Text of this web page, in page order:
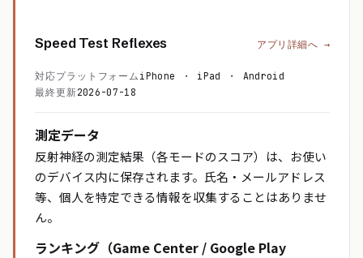
Speed Test Reflexes アプリ詳細へ →
対応プラットフォーム iPhone ・ iPad ・ Android
最終更新2026-07-18
測定データ
反射神経の測定結果（各モードのスコア）は、お使い
のデバイス内に保存されます。氏名・メールアドレス
等、個人を特定できる情報を収集することはありませ
ん。
ランキング（Game Center / Google Play